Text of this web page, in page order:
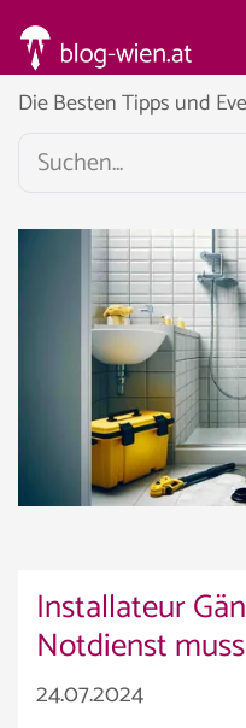
Die Besten Tipps und
Installateur
Notdienst
24.07.2024